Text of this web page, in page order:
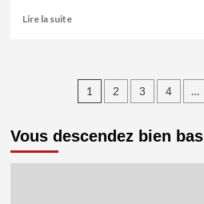
Lire la suiteEn
Niort-
Nancy
La
Pagination
publications
1 2 3 4 …
Vous descendez bien bas